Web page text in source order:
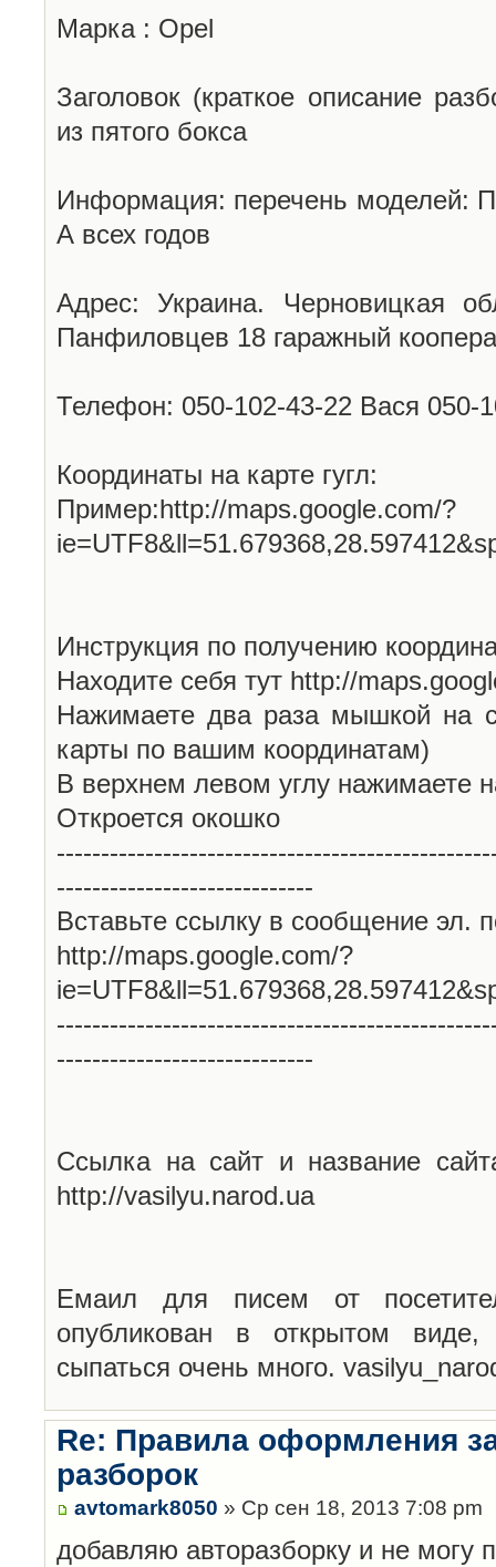
Марка : Opel
Заголовок (краткое описание
из пятого бокса
Информация: перечень моделей:
А всех годов
Адрес: Украина. Черновицкая
Панфиловцев 18 гаражный
Телефон: 050-102-43-22 Вася 050-
Координаты на карте гугл:
Пример:http://maps.google.com/?
Инструкция по получению
Находите себя тут http://
Нажимаете два раза мышкой на
карты по вашим координатам)
В верхнем левом углу нажимаете
Откроется окошко
-----------------------------
Вставьте ссылку в сообщение эл.
http://maps.google.com/?
-----------------------------
Ссылка на сайт и название
http://vasilyu.narod.ua
Емаил для писем от
опубликован в открытом
сыпаться очень много.
Re: Правила оформления
разборок
avtomark8050 » Ср сен 18, 2013 7:08 pm
добавляю авторазборку и не могу